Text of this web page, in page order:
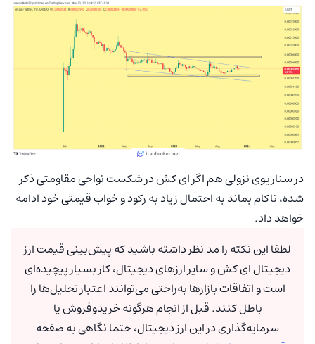
در سناریوی نزولی هم اگر ای کش در شکست نواحی مقاومتی ذکر
شده، ناکام بماند به احتمال زیاد به رکود و خواب قیمتی خود ادامه
خواهد داد.
لطفا این نکته را مد نظر داشته باشید که پیش‌بینی قیمت ارز
دیجیتال ای کش و سایر ارزهای دیجیتال، کار بسیار پیچیده‌ای
است و اتفاقات بازارها به‌راحتی می‌توانند اعتبار تحلیل‌ها را
باطل کنند. قبل از انجام هرگونه خریدوفروش یا
سرمایه‌گذاری در این ارز دیجیتال، حتما نگاهی به صفحه